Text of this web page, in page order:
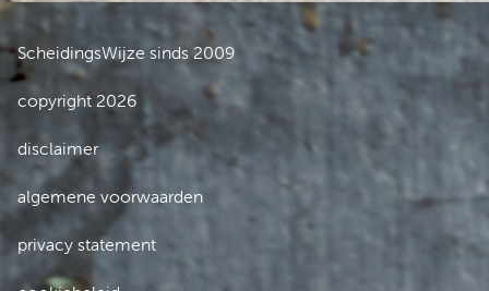
ScheidingsWijze sinds 2009
copyright 2026
disclaimer
algemene voorwaarden
privacy statement